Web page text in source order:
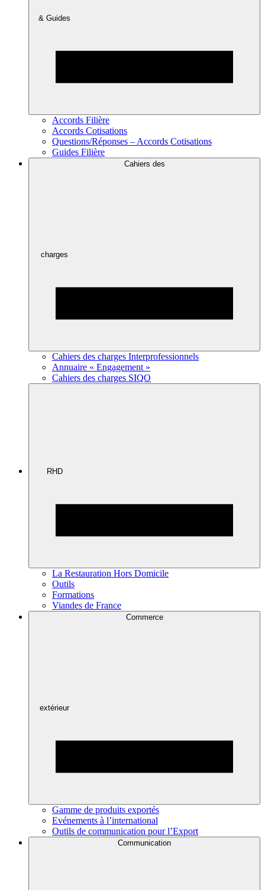
& Guides
Accords Filière
Accords Cotisations
Questions/Réponses – Accords Cotisations
Guides Filière
Cahiers des
charges
Cahiers des charges Interprofessionnels
Annuaire « Engagement »
Cahiers des charges SIQO
RHD
La Restauration Hors Domicile
Outils
Formations
Viandes de France
Commerce
extérieur
Gamme de produits exportés
Evénements à l’international
Outils de communication pour l’Export
Communication